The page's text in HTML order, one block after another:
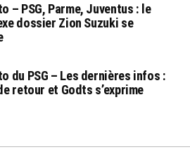
– PSG, Parme, Juventus : le
dossier Zion Suzuki se
du PSG – Les dernières infos :
retour et Godts s’exprime